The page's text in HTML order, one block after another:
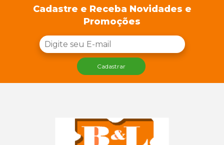
Cadastre e Receba Novidades e
Promoções
Cadastrar